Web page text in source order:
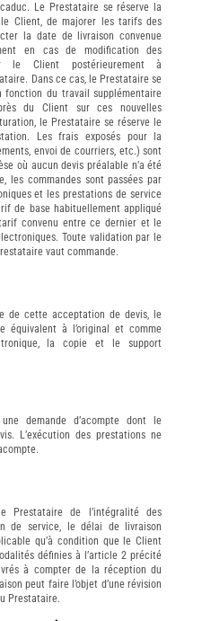
Le Prestataire se réserve la
Client, de majorer les tarifs des
la date de livraison convenue
en cas de modification des
le Client postérieurement à
Dans ce cas, le Prestataire se
du travail supplémentaire
du Client sur ces nouvelles
le Prestataire se réserve le
Les frais exposés pour la
envoi de courriers, etc.) sont
où aucun devis préalable n’a été
les commandes sont passées par
et les prestations de service
de base habituellement appliqué
convenu entre ce dernier et le
Toute validation par le
vaut commande.
de cette acceptation de devis, le
équivalent à l’original et comme
la copie et le support
demande d’acompte dont le
L’exécution des prestations ne
Prestataire de l’intégralité des
de service, le délai de livraison
qu’à condition que le Client
définies à l’article 2 précité
à compter de la réception du
peut faire l’objet d’une révision
Prestataire.